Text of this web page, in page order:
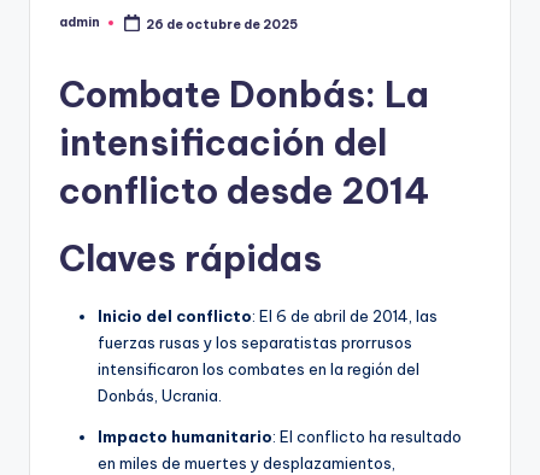
Publicado
admin 26 de octubre de 2025
Combate Donbás: La
intensificación del
conflicto desde 2014
Claves rápidas
Inicio del conflicto: El 6 de abril de 2014, las
fuerzas rusas y los separatistas prorrusos
intensificaron los combates en la región del
Donbás, Ucrania.
Impacto humanitario: El conflicto ha resultado
en miles de muertes y desplazamientos,